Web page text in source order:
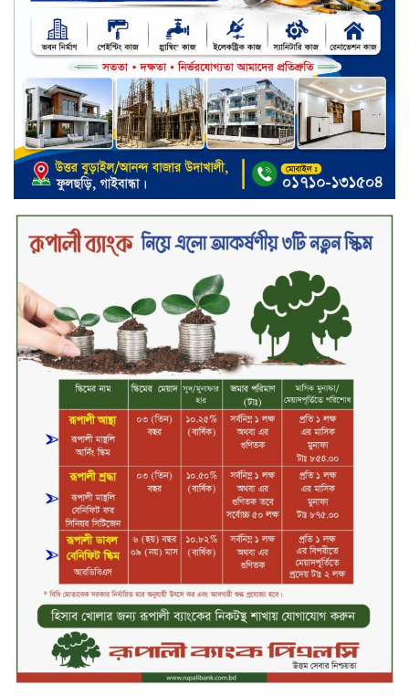
স্ট্যান্ডার্ড ইসলামী ব্যাংক পিএলসি.-এর
টাউন হল মিটিং-২০২৬ অনুষ্ঠিত
বিদায়ী সপ্তাহে দর পতনের শীর্ষে এস
আলম কোল্ড রোল্ড
বিদায়ী সপ্তাহে দর বৃদ্ধির শীর্ষে ফারইস্ট
ফাইন্যান্স
বিদায়ী সপ্তাহে লেনদেনের শীর্ষে শার্প
ইন্ডাস্ট্রিজ
চুয়াডাঙ্গায় বিএআরআই’র কৃষি গবেষণা
কেন্দ্র, মেহেরপুর এর আঞ্চলিক রিভিউ
কর্মশালা/২০২৫-২৬ অনুষ্ঠিত
মুসলিম নিকাহ রেজিস্ট্রার কল্যাণ
পরিষদের সম্মেলন অনুষ্ঠিত